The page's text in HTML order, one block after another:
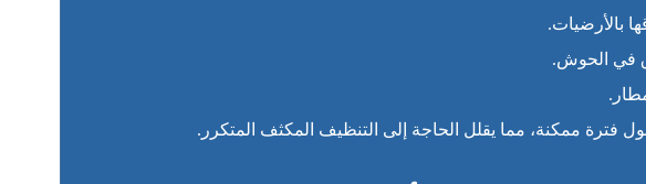
بالأرضيات.
في الحوش.
فترة ممكنة، مما يقلل الحاجة إلى التنظيف المكثف المتكرر.